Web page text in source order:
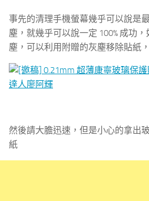
事先的清理手機螢幕幾乎可以說是
塵，就幾乎可以說一定 100% 成功
塵，可以利用附贈的灰塵移除貼紙
然後請大膽迅速，但是小心的拿出
紙